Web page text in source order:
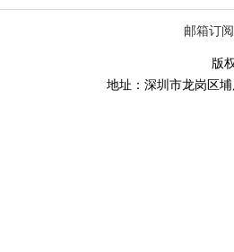
邮箱订阅
版
地址：深圳市龙岗区埔